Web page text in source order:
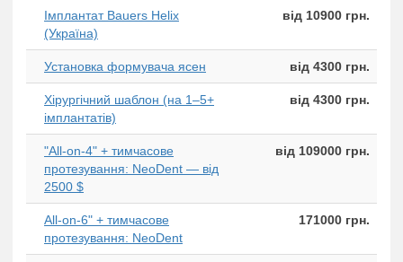
Імплантат Bauers Helix
(Україна)
від 10900 грн.
Установка формувача ясен від 4300 грн.
Хірургічний шаблон (на 1–5+
імплантатів)
від 4300 грн.
"All-on-4" + тимчасове
протезування: NeoDent — від
2500 $
від 109000 грн.
All-on-6" + тимчасове
протезування: NeoDent
171000 грн.